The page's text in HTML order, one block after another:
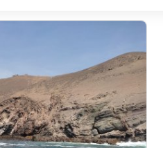
にプロファイルを作成する
めにプロファイルを利用する